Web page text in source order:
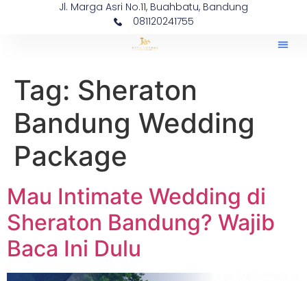
Jl. Marga Asri No.11, Buahbatu, Bandung
081120241755
Tag: Sheraton
Bandung Wedding
Package
Mau Intimate Wedding di
Sheraton Bandung? Wajib
Baca Ini Dulu